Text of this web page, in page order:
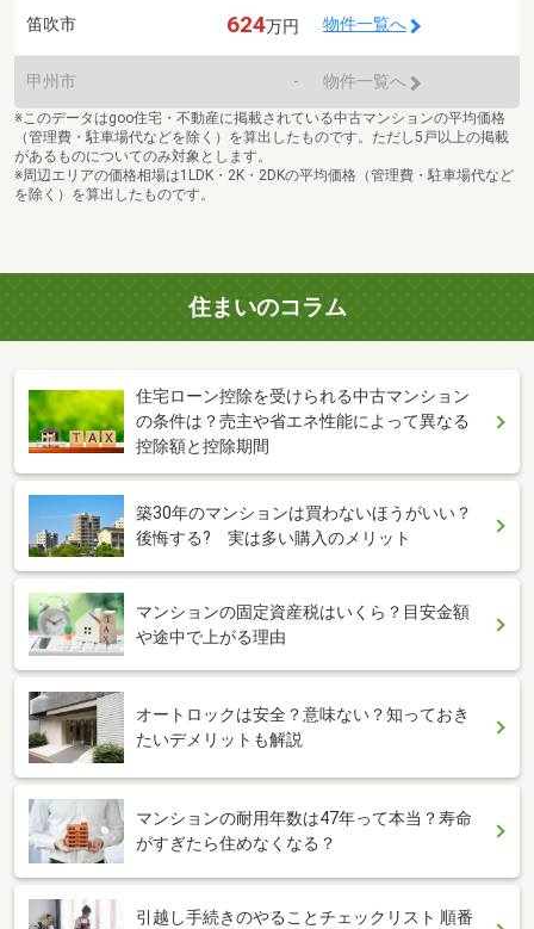
笛吹市 624万円 物件一覧へ
甲州市 - 物件一覧へ
※このデータはgoo住宅・不動産に掲載されている中古マンションの平均価格
（管理費・駐車場代などを除く）を算出したものです。ただし5戸以上の掲載
があるものについてのみ対象とします。
※周辺エリアの価格相場は1LDK・2K・2DKの平均価格（管理費・駐車場代など
を除く）を算出したものです。
住まいのコラム
住宅ローン控除を受けられる中古マンション
の条件は？売主や省エネ性能によって異なる
控除額と控除期間
築30年のマンションは買わないほうがいい？
後悔する? 実は多い購入のメリット
マンションの固定資産税はいくら？目安金額
や途中で上がる理由
オートロックは安全？意味ない？知っておき
たいデメリットも解説
マンションの耐用年数は47年って本当？寿命
がすぎたら住めなくなる？
引越し手続きのやることチェックリスト 順番